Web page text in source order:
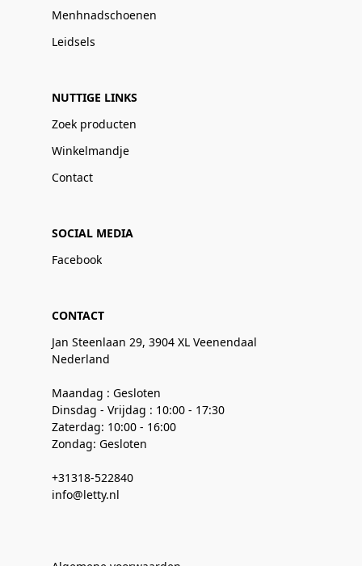
Menhnadschoenen
Leidsels
NUTTIGE LINKS
Zoek producten
Winkelmandje
Contact
SOCIAL MEDIA
Facebook
CONTACT
Jan Steenlaan 29, 3904 XL Veenendaal
Nederland
Maandag : Gesloten
Dinsdag - Vrijdag : 10:00 - 17:30
Zaterdag: 10:00 - 16:00
Zondag: Gesloten
+31318-522840
info@letty.nl